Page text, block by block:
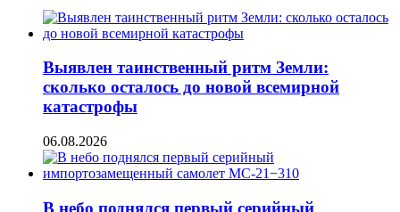
Выявлен таинственный ритм Земли:
сколько осталось до новой всемирной
катастрофы
06.08.2026
В небо поднялся первый серийный